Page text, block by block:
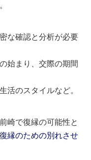
な確認と分析が必要
始まり、交際の期間
活のスタイルなど。
崎で復縁の可能性と
復縁のための別れさせ